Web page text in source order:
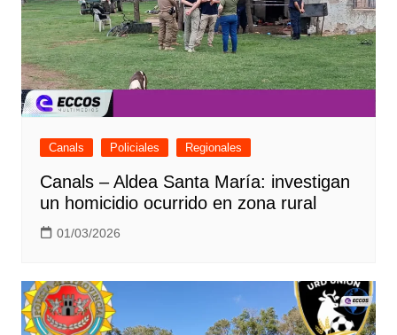
Canals Policiales Regionales
Canals – Aldea Santa María: investigan
un homicidio ocurrido en zona rural
01/03/2026